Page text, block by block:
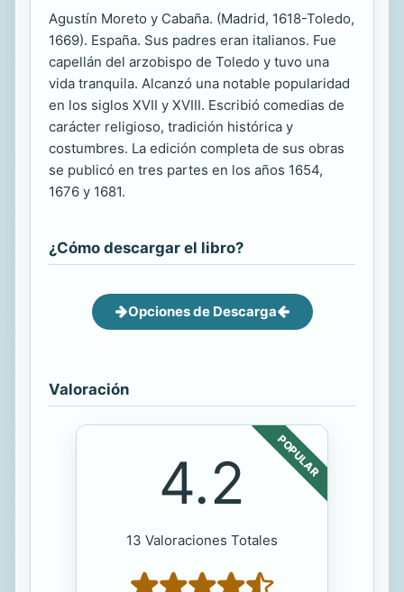
Agustín Moreto y Cabaña. (Madrid, 1618-Toledo,
1669). España. Sus padres eran italianos. Fue
capellán del arzobispo de Toledo y tuvo una
vida tranquila. Alcanzó una notable popularidad
en los siglos XVII y XVIII. Escribió comedias de
carácter religioso, tradición histórica y
costumbres. La edición completa de sus obras
se publicó en tres partes en los años 1654,
1676 y 1681.
¿Cómo descargar el libro?
Opciones de Descarga
Valoración
POPULAR
4.2
13 Valoraciones Totales